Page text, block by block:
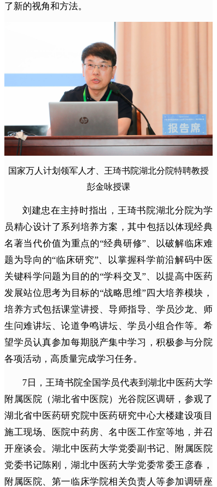
了新的视角和方法。
国家万人计划领军人才、王琦书院湖北分院特聘教授
彭金咏授课
刘建忠在主持时指出，王琦书院湖北分院为学
员精心设计了系列培养方案，其中包括以体现经典
名著当代价值为重点的“经典研修”、以破解临床难
题为导向的“临床研究”、以掌握科学前沿解码中医
关键科学问题为目的的“学科交叉”、以提高中医药
发展站位思考为目标的“战略思维”四大培养模块，
培养方式包括课堂讲授、导师指导、学员沙龙、师
生问难讲坛、论道争鸣讲坛、学员小组合作等。希
望学员认真参加每期脱产集中学习，积极参与分院
各项活动，高质量完成学习任务。
7日，王琦书院全国学员代表到湖北中医药大学
附属医院（湖北省中医院）光谷院区调研，参观了
湖北省中医药研究院中医药研究中心大楼建设项目
施工现场、医院中药房、名中医工作室等地，并召
开座谈会。湖北中医药大学党委副书记、附属医院
党委书记陈刚，湖北中医药大学党委常委王彦春，
附属医院、第一临床学院相关负责人等参加调研座